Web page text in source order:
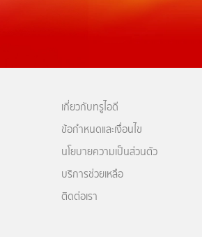
เกี่ยวกับทรูไอดี
ข้อกำหนดและเงื่อนไข
นโยบายความเป็นส่วนตัว
บริการช่วยเหลือ
ติดต่อเรา